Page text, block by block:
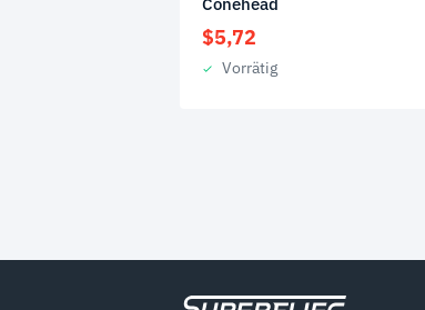
$5,72
Vorrätig